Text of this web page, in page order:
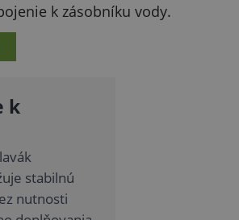
k zásobníku vody.
k
stabilnú
nutnosti